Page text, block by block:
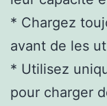
* Chargez
avant de les
* Utilisez
pour charger